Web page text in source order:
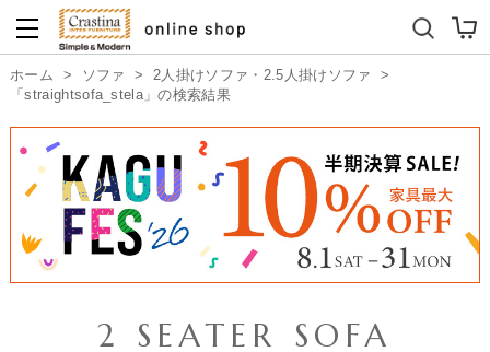
ダイニングテーブルセット
ホーム > ソファ > 2人掛けソファ・2.5人掛けソファ
>
「straightsofa_stela」の検索結果
2 SEATER SOFA